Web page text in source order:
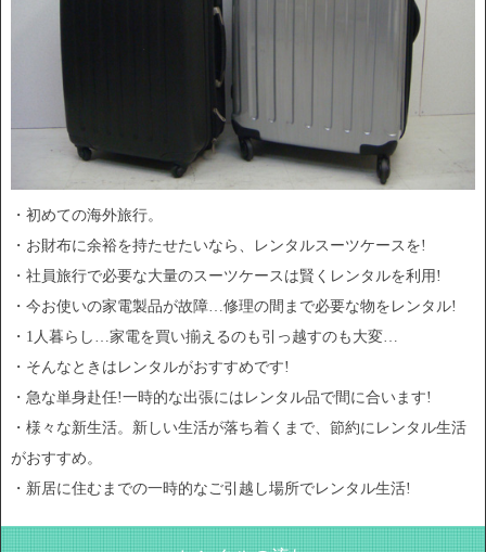
・初めての海外旅行。
・お財布に余裕を持たせたいなら、レンタルスーツケースを!
・社員旅行で必要な大量のスーツケースは賢くレンタルを利用!
・今お使いの家電製品が故障…修理の間まで必要な物をレンタル!
・1人暮らし…家電を買い揃えるのも引っ越すのも大変…
・そんなときはレンタルがおすすめです!
・急な単身赴任!一時的な出張にはレンタル品で間に合います!
・様々な新生活。新しい生活が落ち着くまで、節約にレンタル生活
がおすすめ。
・新居に住むまでの一時的なご引越し場所でレンタル生活!